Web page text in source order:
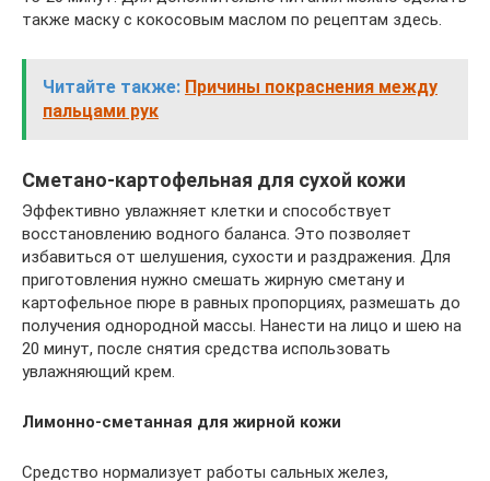
также маску с кокосовым маслом по рецептам здесь.
Читайте также: Причины покраснения между
пальцами рук
Сметано-картофельная для сухой кожи
Эффективно увлажняет клетки и способствует
восстановлению водного баланса. Это позволяет
избавиться от шелушения, сухости и раздражения. Для
приготовления нужно смешать жирную сметану и
картофельное пюре в равных пропорциях, размешать до
получения однородной массы. Нанести на лицо и шею на
20 минут, после снятия средства использовать
увлажняющий крем.
Лимонно-сметанная для жирной кожи
Средство нормализует работы сальных желез,